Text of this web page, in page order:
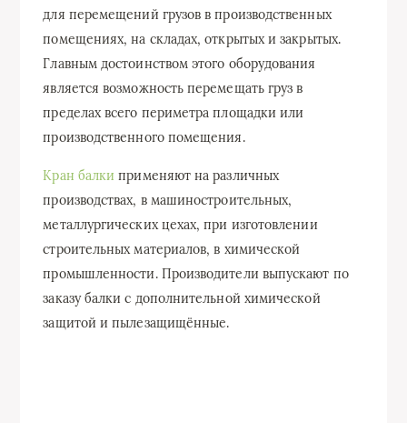
для перемещений грузов в производственных
помещениях, на складах, открытых и закрытых.
Главным достоинством этого оборудования
является возможность перемещать груз в
пределах всего периметра площадки или
производственного помещения.
Кран балки применяют на различных
производствах, в машиностроительных,
металлургических цехах, при изготовлении
строительных материалов, в химической
промышленности. Производители выпускают по
заказу балки с дополнительной химической
защитой и пылезащищённые.